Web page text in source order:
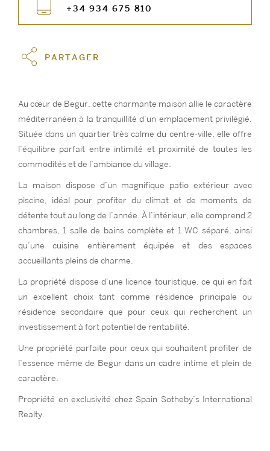
+34 934 675 810
PARTAGER
Au cœur de Begur, cette charmante maison allie le caractère
méditerranéen à la tranquillité d’un emplacement privilégié.
Située dans un quartier très calme du centre-ville, elle offre
l’équilibre parfait entre intimité et proximité de toutes les
commodités et de l’ambiance du village.
La maison dispose d’un magnifique patio extérieur avec
piscine, idéal pour profiter du climat et de moments de
détente tout au long de l’année. À l’intérieur, elle comprend 2
chambres, 1 salle de bains complète et 1 WC séparé, ainsi
qu’une cuisine entièrement équipée et des espaces
accueillants pleins de charme.
La propriété dispose d’une licence touristique, ce qui en fait
un excellent choix tant comme résidence principale ou
résidence secondaire que pour ceux qui recherchent un
investissement à fort potentiel de rentabilité.
Une propriété parfaite pour ceux qui souhaitent profiter de
l’essence même de Begur dans un cadre intime et plein de
caractère.
Propriété en exclusivité chez Spain Sotheby’s International
Realty.